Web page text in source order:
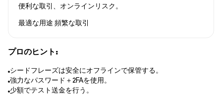
便利な取引、オンラインリスク。
最適な用途 頻繁な取引
プロのヒント:
シードフレーズは安全にオフラインで保管する。
強力なパスワード＋2FAを使用。
少額でテスト送金を行う。